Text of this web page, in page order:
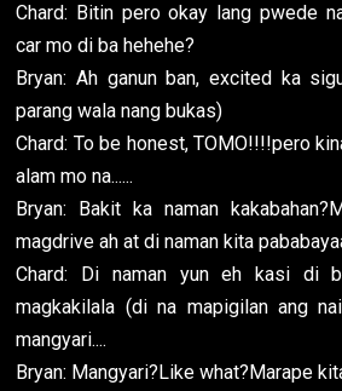
Chard: Bitin pero okay lang pwede
car mo di ba hehehe?
Bryan: Ah ganun ban, excited ka
parang wala nang bukas)
Chard: To be honest, TOMO!!!!pero
alam mo na......
Bryan: Bakit ka naman
magdrive ah at di naman kita
Chard: Di naman yun eh kasi di
magkakilala (di na mapigilan ang
mangyari....
Bryan: Mangyari?Like what?Marape